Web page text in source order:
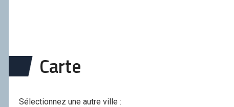
Carte
Sélectionnez une autre ville :